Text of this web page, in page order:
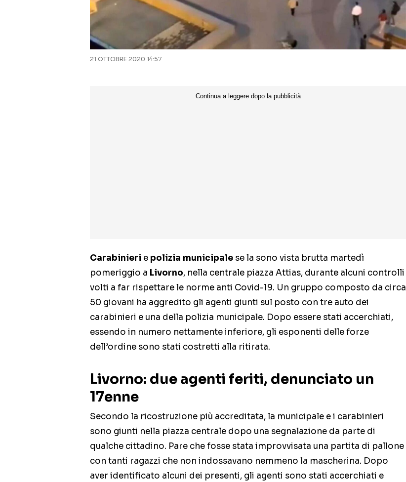
21 OTTOBRE 2020 14:57
Carabinieri e polizia municipale se la sono vista brutta martedì
pomeriggio a Livorno, nella centrale piazza Attias, durante alcuni controlli
volti a far rispettare le norme anti Covid-19. Un gruppo composto da circa
50 giovani ha aggredito gli agenti giunti sul posto con tre auto dei
carabinieri e una della polizia municipale. Dopo essere stati accerchiati,
essendo in numero nettamente inferiore, gli esponenti delle forze
dell’ordine sono stati costretti alla ritirata.
Livorno: due agenti feriti, denunciato un
17enne
Secondo la ricostruzione più accreditata, la municipale e i carabinieri
sono giunti nella piazza centrale dopo una segnalazione da parte di
qualche cittadino. Pare che fosse stata improvvisata una partita di pallone
con tanti ragazzi che non indossavano nemmeno la mascherina. Dopo
aver identificato alcuni dei presenti, gli agenti sono stati accerchiati e